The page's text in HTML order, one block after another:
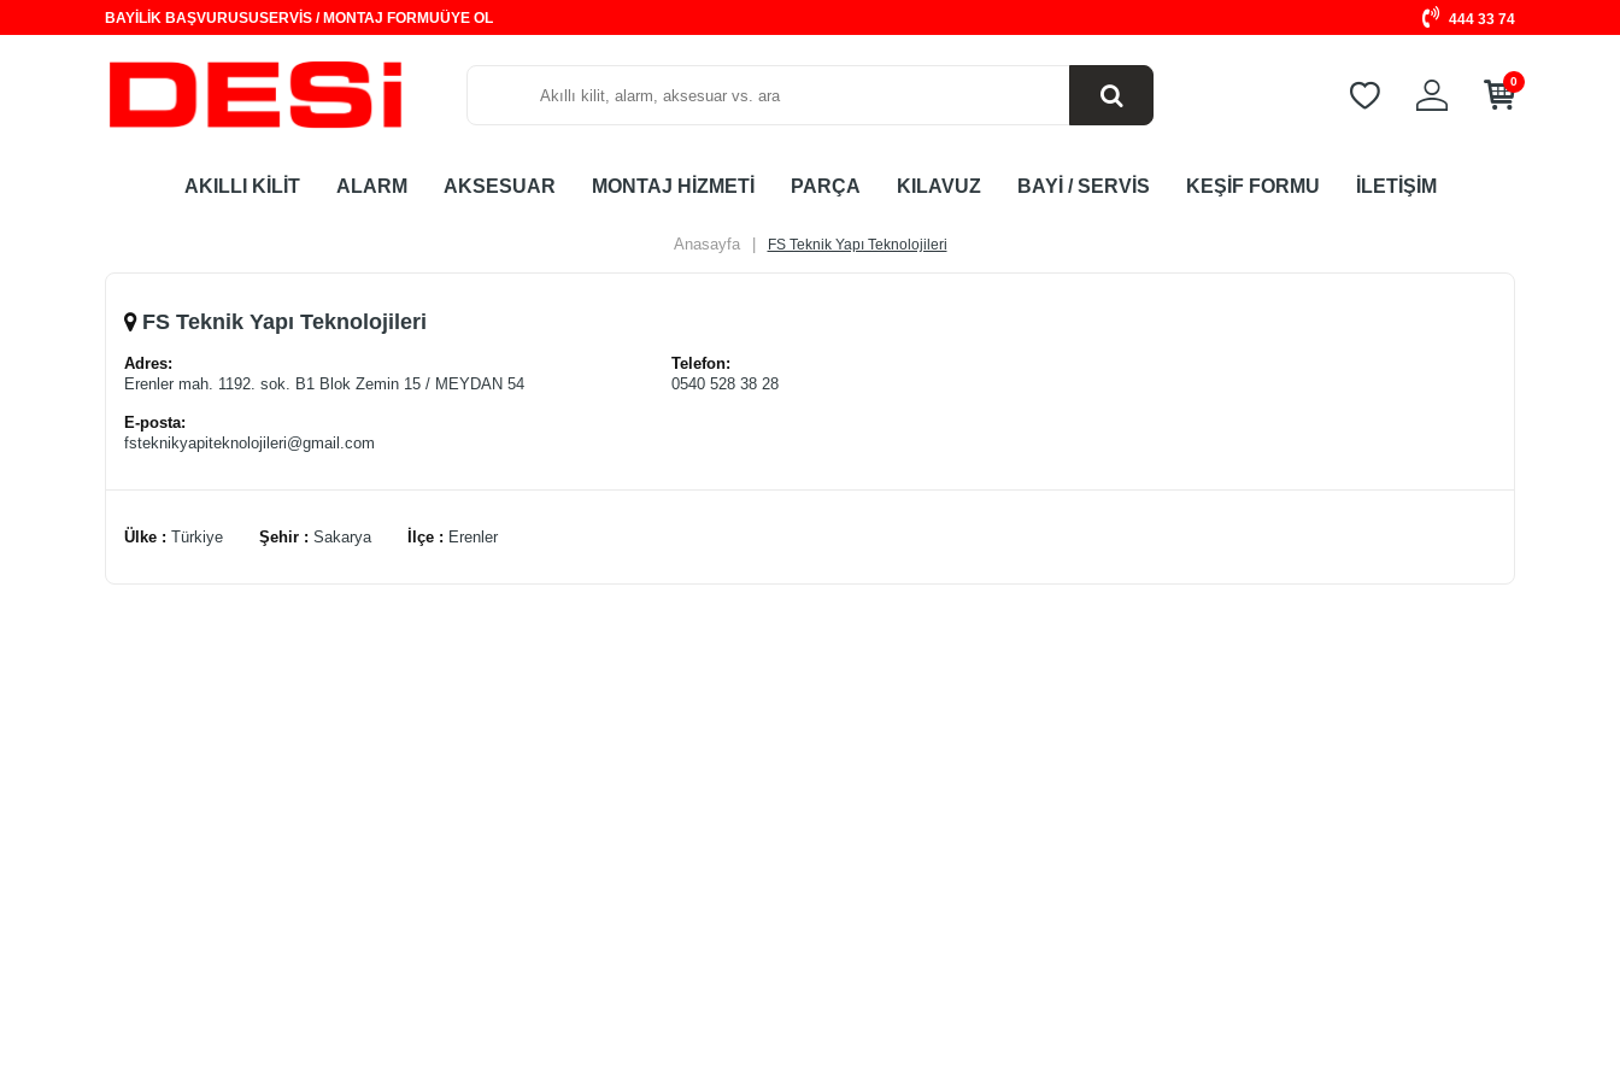
BAYİLİK BAŞVURUSUSERVİS / MONTAJ FORMUÜYE OL 444 33 74
0
AKILLI KİLİT ALARM AKSESUAR MONTAJ HİZMETİ PARÇA KILAVUZ BAYİ / SERVİS KEŞİF FORMU İLETİŞİM
Anasayfa FS Teknik Yapı Teknolojileri
FS Teknik Yapı Teknolojileri
Adres:
Erenler mah. 1192. sok. B1 Blok Zemin 15 / MEYDAN 54
Telefon:
0540 528 38 28
E-posta:
fsteknikyapiteknolojileri@gmail.com
Ülke : Türkiye Şehir : Sakarya İlçe : Erenler